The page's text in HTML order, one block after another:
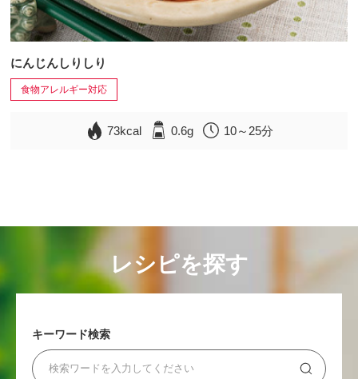
にんじんしりしり
食物アレルギー対応
73kcal 0.6g 10～25分
レシピを探す
キーワード検索